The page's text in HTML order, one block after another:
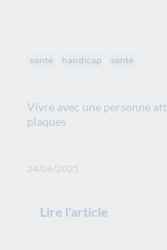
Thématiques :
santé handicap santé
Vivre avec une personne
plaques
Date de publication: :
24/06/2025
Lire l'article